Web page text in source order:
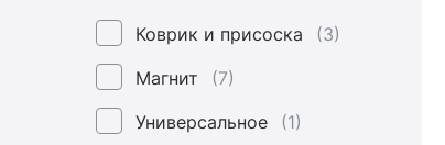
Коврик и присоска
(3)
Магнит
(7)
Универсальное
(1)